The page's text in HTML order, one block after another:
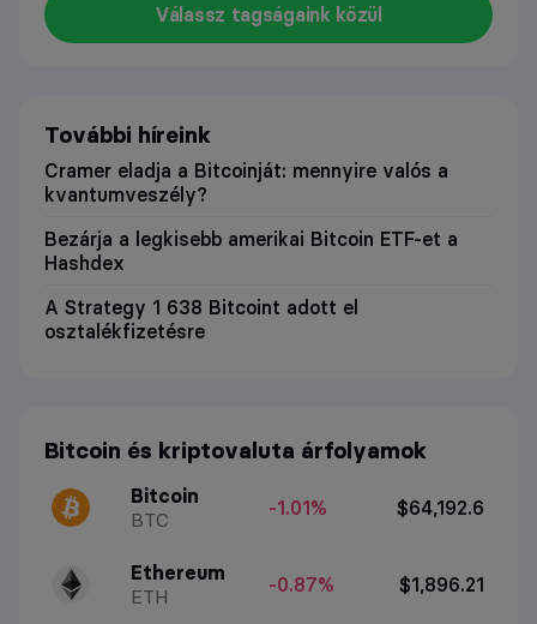
Válassz tagságaink közül
További híreink
Cramer eladja a Bitcoinját: mennyire valós a
kvantumveszély?
Bezárja a legkisebb amerikai Bitcoin ETF-et a
Hashdex
A Strategy 1 638 Bitcoint adott el
osztalékfizetésre
Bitcoin és kriptovaluta árfolyamok
Bitcoin
BTC
-1.01% $64,192.6
Ethereum
ETH
-0.87% $1,896.21